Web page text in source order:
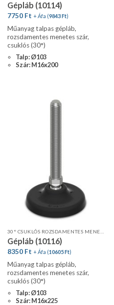
Gépláb (10114)
7750 Ft + Áfa (9843Ft)
Műanyag talpas gépláb,
rozsdamentes menetes szár,
csuklós (30°)
Talp: Ø103
Szár: M16x200
Gépláb (10116)
8350 Ft + Áfa (10605Ft)
Műanyag talpas gépláb,
rozsdamentes menetes szár,
csuklós (30°)
Talp: Ø103
Szár: M16x225